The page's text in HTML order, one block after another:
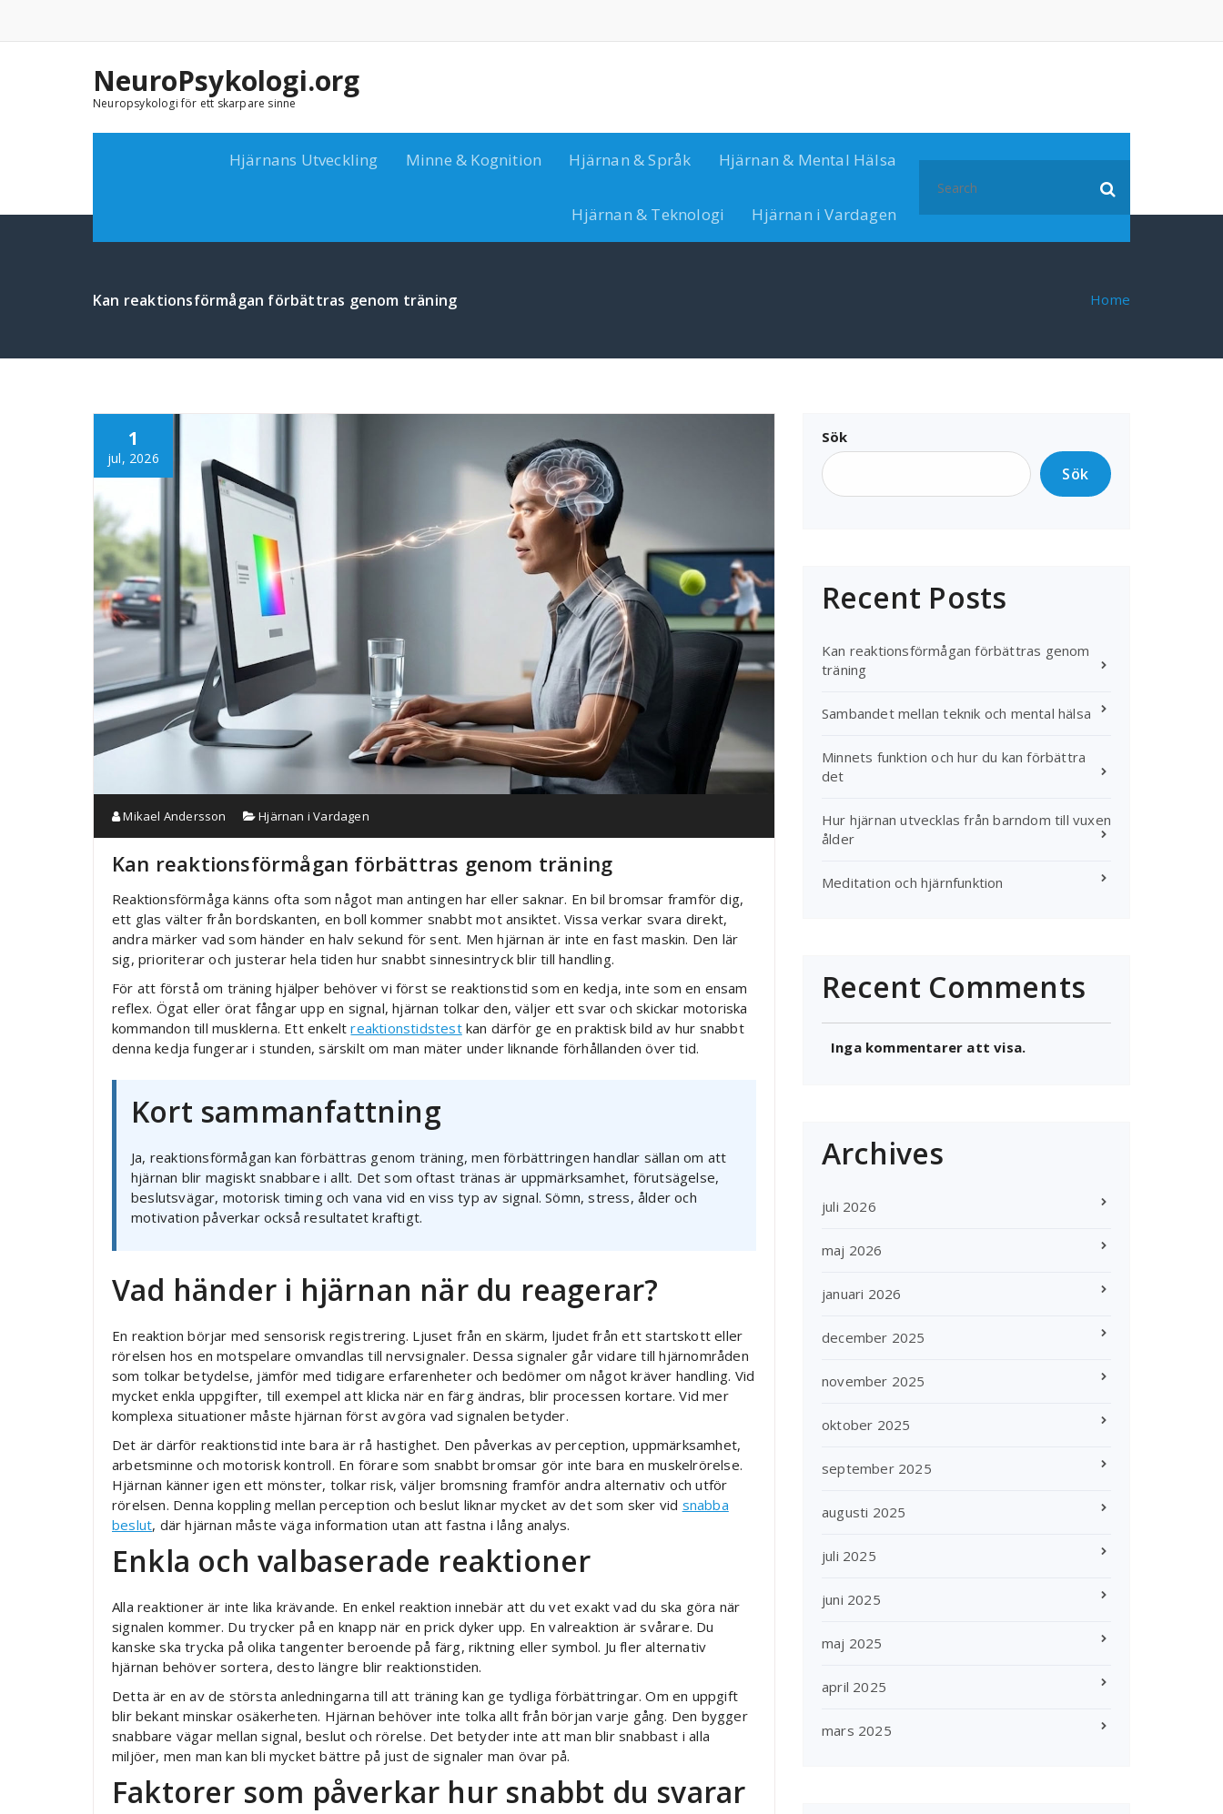
content
NeuroPsykologi.org
Neuropsykologi för ett skarpare sinne
Hjärnans Utveckling Minne & Kognition Hjärnan & Språk Hjärnan & Mental Hälsa
Hjärnan & Teknologi Hjärnan i Vardagen
for:
Kan reaktionsförmågan förbättras genom träning Home
1
jul, 2026
Mikael Andersson Hjärnan i Vardagen
Kan reaktionsförmågan förbättras genom träning
Reaktionsförmåga känns ofta som något man antingen har eller saknar. En bil bromsar framför dig,
ett glas välter från bordskanten, en boll kommer snabbt mot ansiktet. Vissa verkar svara direkt,
andra märker vad som händer en halv sekund för sent. Men hjärnan är inte en fast maskin. Den lär
sig, prioriterar och justerar hela tiden hur snabbt sinnesintryck blir till handling.
För att förstå om träning hjälper behöver vi först se reaktionstid som en kedja, inte som en ensam
reflex. Ögat eller örat fångar upp en signal, hjärnan tolkar den, väljer ett svar och skickar motoriska
kommandon till musklerna. Ett enkeltreaktionstidstestkan därför ge en praktisk bild av hur snabbt
denna kedja fungerar i stunden, särskilt om man mäter under liknande förhållanden över tid.
Kort sammanfattning
Ja, reaktionsförmågan kan förbättras genom träning, men förbättringen handlar sällan om att
hjärnan blir magiskt snabbare i allt. Det som oftast tränas är uppmärksamhet, förutsägelse,
beslutsvägar, motorisk timing och vana vid en viss typ av signal. Sömn, stress, ålder och
motivation påverkar också resultatet kraftigt.
Vad händer i hjärnan när du reagerar?
En reaktion börjar med sensorisk registrering. Ljuset från en skärm, ljudet från ett startskott eller
rörelsen hos en motspelare omvandlas till nervsignaler. Dessa signaler går vidare till hjärnområden
som tolkar betydelse, jämför med tidigare erfarenheter och bedömer om något kräver handling. Vid
mycket enkla uppgifter, till exempel att klicka när en färg ändras, blir processen kortare. Vid mer
komplexa situationer måste hjärnan först avgöra vad signalen betyder.
Det är därför reaktionstid inte bara är rå hastighet. Den påverkas av perception, uppmärksamhet,
arbetsminne och motorisk kontroll. En förare som snabbt bromsar gör inte bara en muskelrörelse.
Hjärnan känner igen ett mönster, tolkar risk, väljer bromsning framför andra alternativ och utför
rörelsen. Denna koppling mellan perception och beslut liknar mycket av det som sker vid snabba
beslut, där hjärnan måste väga information utan att fastna i lång analys.
Enkla och valbaserade reaktioner
Alla reaktioner är inte lika krävande. En enkel reaktion innebär att du vet exakt vad du ska göra när
signalen kommer. Du trycker på en knapp när en prick dyker upp. En valreaktion är svårare. Du
kanske ska trycka på olika tangenter beroende på färg, riktning eller symbol. Ju fler alternativ
hjärnan behöver sortera, desto längre blir reaktionstiden.
Detta är en av de största anledningarna till att träning kan ge tydliga förbättringar. Om en uppgift
blir bekant minskar osäkerheten. Hjärnan behöver inte tolka allt från början varje gång. Den bygger
snabbare vägar mellan signal, beslut och rörelse. Det betyder inte att man blir snabbast i alla
miljöer, men man kan bli mycket bättre på just de signaler man övar på.
Faktorer som påverkar hur snabbt du svarar
Sök
Sök
Recent Posts
Kan reaktionsförmågan förbättras genom
träning
Sambandet mellan teknik och mental hälsa
Minnets funktion och hur du kan förbättra
det
Hur hjärnan utvecklas från barndom till vuxen
ålder
Meditation och hjärnfunktion
Recent Comments
Inga kommentarer att visa.
Archives
juli 2026
maj 2026
januari 2026
december 2025
november 2025
oktober 2025
september 2025
augusti 2025
juli 2025
juni 2025
maj 2025
april 2025
mars 2025